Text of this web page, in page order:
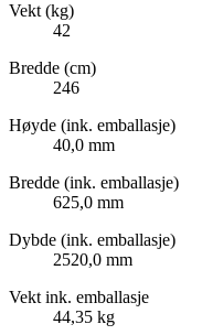
Vekt (kg)
42
Bredde (cm)
246
Høyde (ink. emballasje)
40,0 mm
Bredde (ink. emballasje)
625,0 mm
Dybde (ink. emballasje)
2520,0 mm
Vekt ink. emballasje
44,35 kg